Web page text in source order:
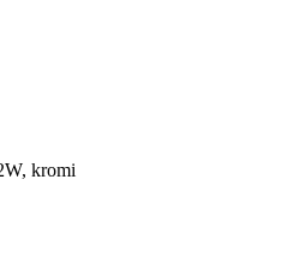
kromi